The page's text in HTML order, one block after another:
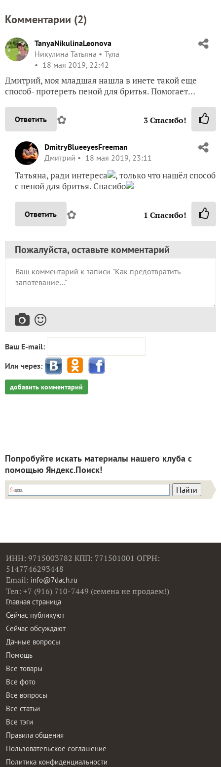
Комментарии (2)
TanyaNikulinaLeonova
Никулина Татьяна
Тула
18 мая 2019, 22:42
Дмитрий, моя младшая нашла в инете такой еще
способ- протереть пеной для бритья. Помогает…
Ответить ✿ 3Спасибо!
DmitryBlueeyesFreeman
Дмитрий
18 мая 2019, 23:11
Татьяна, ради интереса
, только что нашёл способ
с пеной для бритья. Спасибо
Ответить ✿ 1 Спасибо!
Пожалуйста, оставьте комментарий
Ваш E-mail:
Или через:
добавить комментарий
Попробуйте искать материалы нашего клуба с
помощью Яндекс.Поиск!
ИНН: 9715003782 КПП: 771501001 ОГРН:
5147746293448
Email: info@7dach.ru
Тел: +7 (916) 710-7449 (семена не продаем!)
Главная страница
Сейчас публикуют
Сейчас обсуждают
Дачные вопросы
Помощь
Все товары
Все фото
Все вопросы
Все статьи
Все тэги
Правила общения
Пользовательское соглашение
Политика конфиденциальности